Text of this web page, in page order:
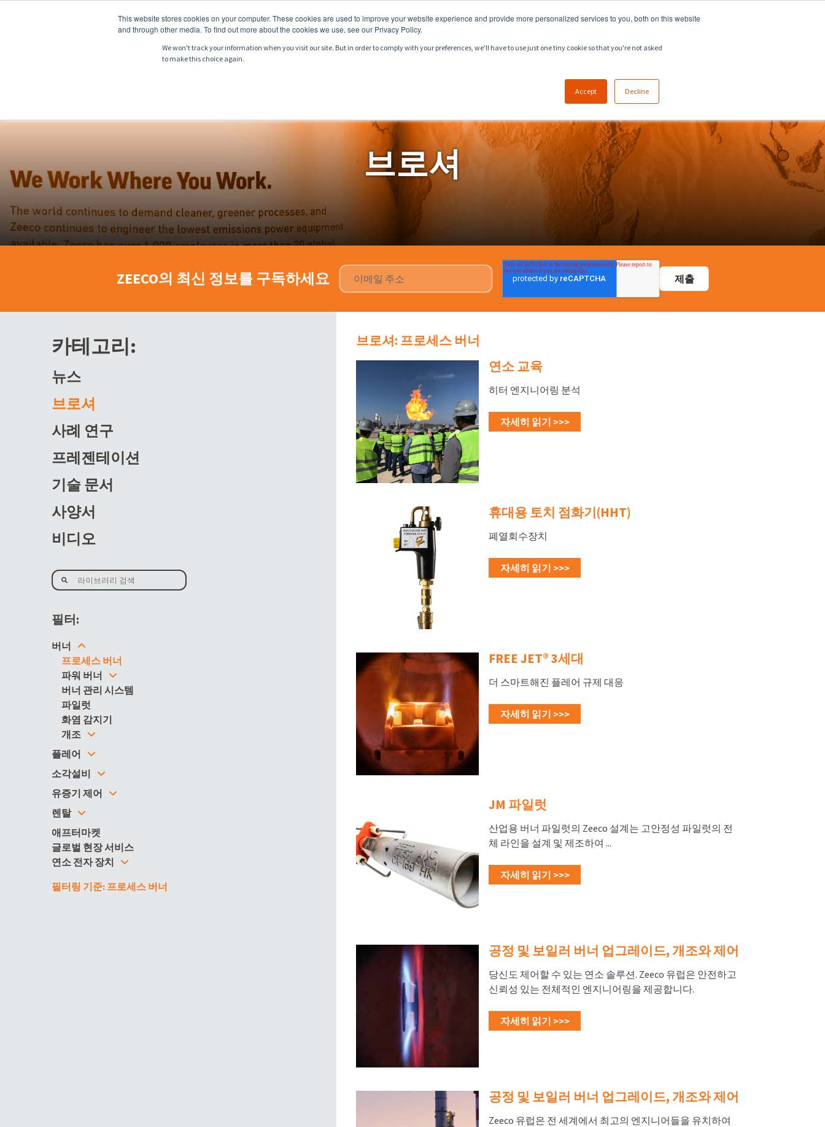
This website stores cookies on your computer. These cookies are used to improve your website experience and provide more personalized services to you, both on this website
and through other media. To find out more about the cookies we use, see our Privacy Policy.
We won't track your information when you visit our site. But in order to comply with your preferences, we'll have to use just one tiny cookie so that you're not asked
to make this choice again.
Accept Decline
브로셔
ZEECO의 최신 정보를 구독하세요
카테고리:
뉴스
브로셔
사례 연구
프레젠테이션
기술 문서
사양서
비디오
필터:
버너
프로세스 버너
파워 버너
버너 관리 시스템
파일럿
화염 감지기
개조
플레어
소각설비
유증기 제어
렌탈
애프터마켓
글로벌 현장 서비스
연소 전자 장치
필터링 기준: 프로세스 버너
브로셔: 프로세스 버너
연소 교육
히터 엔지니어링 분석
자세히 읽기 >>>
휴대용 토치 점화기(HHT)
폐열회수장치
자세히 읽기 >>>
FREE JET® 3세대
더 스마트해진 플레어 규제 대응
자세히 읽기 >>>
JM 파일럿
산업용 버너 파일럿의 Zeeco 설계는 고안정성 파일럿의 전
체 라인을 설계 및 제조하여 ...
자세히 읽기 >>>
공정 및 보일러 버너 업그레이드, 개조와 제어
당신도 제어할 수 있는 연소 솔루션. Zeeco 유럽은 안전하고
신뢰성 있는 전체적인 엔지니어링을 제공합니다.
자세히 읽기 >>>
공정 및 보일러 버너 업그레이드, 개조와 제어
Zeeco 유럽은 전 세계에서 최고의 엔지니어들을 유치하여